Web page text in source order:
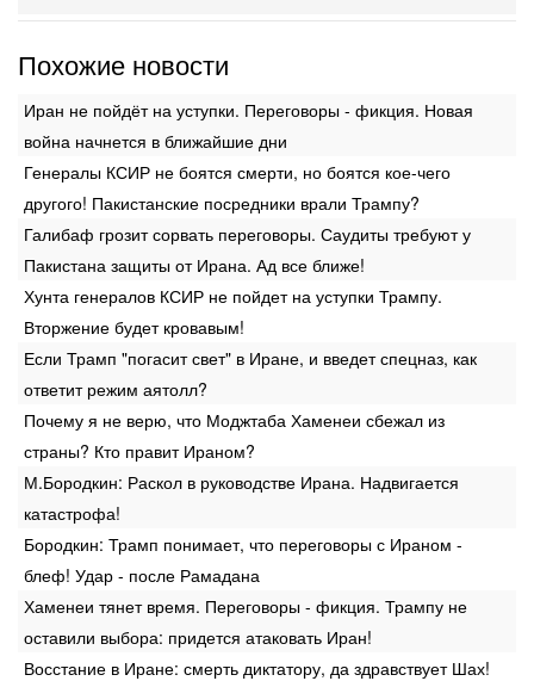
Похожие новости
Иран не пойдёт на уступки. Переговоры - фикция. Новая
война начнется в ближайшие дни
Генералы КСИР не боятся смерти, но боятся кое-чего
другого! Пакистанские посредники врали Трампу?
Галибаф грозит сорвать переговоры. Саудиты требуют у
Пакистана защиты от Ирана. Ад все ближе!
Хунта генералов КСИР не пойдет на уступки Трампу.
Вторжение будет кровавым!
Если Трамп "погасит свет" в Иране, и введет спецназ, как
ответит режим аятолл?
Почему я не верю, что Моджтаба Хаменеи сбежал из
страны? Кто правит Ираном?
М.Бородкин: Раскол в руководстве Ирана. Надвигается
катастрофа!
Бородкин: Трамп понимает, что переговоры с Ираном -
блеф! Удар - после Рамадана
Хаменеи тянет время. Переговоры - фикция. Трампу не
оставили выбора: придется атаковать Иран!
Восстание в Иране: смерть диктатору, да здравствует Шах!